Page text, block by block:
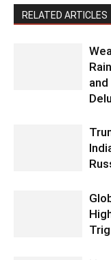
RELATED ARTICLES